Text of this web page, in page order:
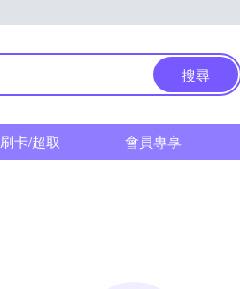
搜尋
刷卡/超取 會員專享